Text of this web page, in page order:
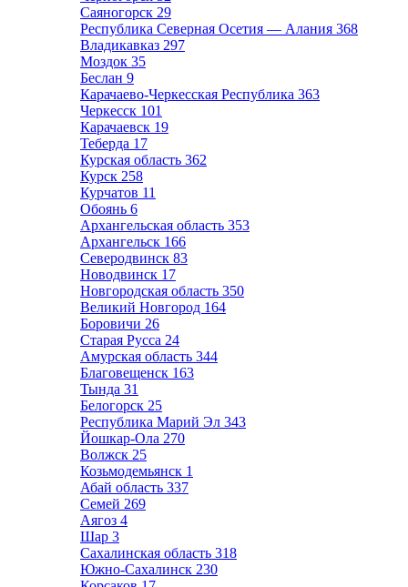
Саяногорск 29
Республика Северная Осетия — Алания 368
Владикавказ 297
Моздок 35
Беслан 9
Карачаево-Черкесская Республика 363
Черкесск 101
Карачаевск 19
Теберда 17
Курская область 362
Курск 258
Курчатов 11
Обоянь 6
Архангельская область 353
Архангельск 166
Северодвинск 83
Новодвинск 17
Новгородская область 350
Великий Новгород 164
Боровичи 26
Старая Русса 24
Амурская область 344
Благовещенск 163
Тында 31
Белогорск 25
Республика Марий Эл 343
Йошкар-Ола 270
Волжск 25
Козьмодемьянск 1
Абай область 337
Семей 269
Аягоз 4
Шар 3
Сахалинская область 318
Южно-Сахалинск 230